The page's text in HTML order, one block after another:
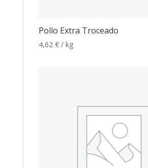
Pollo Extra Troceado
4,62 € / kg